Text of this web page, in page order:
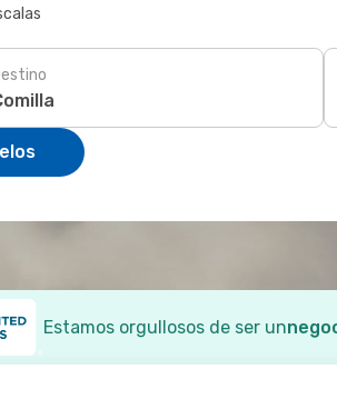
Estamos orgullosos de ser un